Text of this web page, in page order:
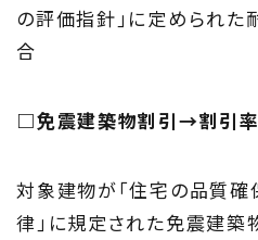
の評価指針｣に定められた
合
□免震建築物割引→割引率
対象建物が｢住宅の品質確
律｣に規定された免震建築